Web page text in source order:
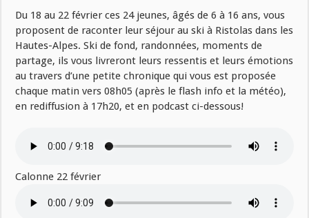
Du 18 au 22 février ces 24 jeunes, âgés de 6 à 16 ans, vous
proposent de raconter leur séjour au ski à Ristolas dans les
Hautes-Alpes. Ski de fond, randonnées, moments de
partage, ils vous livreront leurs ressentis et leurs émotions
au travers d’une petite chronique qui vous est proposée
chaque matin vers 08h05 (après le flash info et la météo),
en rediffusion à 17h20, et en podcast ci-dessous!
Calonne 22 février